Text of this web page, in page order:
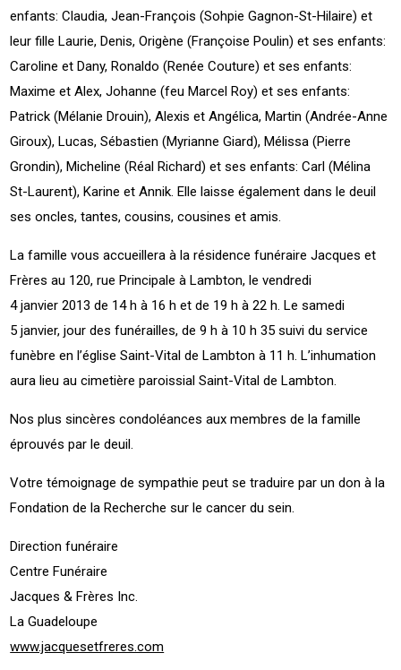
enfants: Claudia, Jean-François (Sohpie Gagnon-St-Hilaire) et
leur fille Laurie, Denis, Origène (Françoise Poulin) et ses enfants:
Caroline et Dany, Ronaldo (Renée Couture) et ses enfants:
Maxime et Alex, Johanne (feu Marcel Roy) et ses enfants:
Patrick (Mélanie Drouin), Alexis et Angélica, Martin (Andrée-Anne
Giroux), Lucas, Sébastien (Myrianne Giard), Mélissa (Pierre
Grondin), Micheline (Réal Richard) et ses enfants: Carl (Mélina
St-Laurent), Karine et Annik. Elle laisse également dans le deuil
ses oncles, tantes, cousins, cousines et amis.
La famille vous accueillera à la résidence funéraire Jacques et
Frères au 120, rue Principale à Lambton, le vendredi
4 janvier 2013 de 14 h à 16 h et de 19 h à 22 h. Le samedi
5 janvier, jour des funérailles, de 9 h à 10 h 35 suivi du service
funèbre en l’église Saint-Vital de Lambton à 11 h. L’inhumation
aura lieu au cimetière paroissial Saint-Vital de Lambton.
Nos plus sincères condoléances aux membres de la famille
éprouvés par le deuil.
Votre témoignage de sympathie peut se traduire par un don à la
Fondation de la Recherche sur le cancer du sein.
Direction funéraire
Centre Funéraire
Jacques & Frères Inc.
La Guadeloupe
www.jacquesetfreres.com